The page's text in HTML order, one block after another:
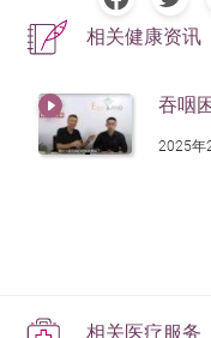
相关健康资讯
吞咽
2025年
相关医疗服务